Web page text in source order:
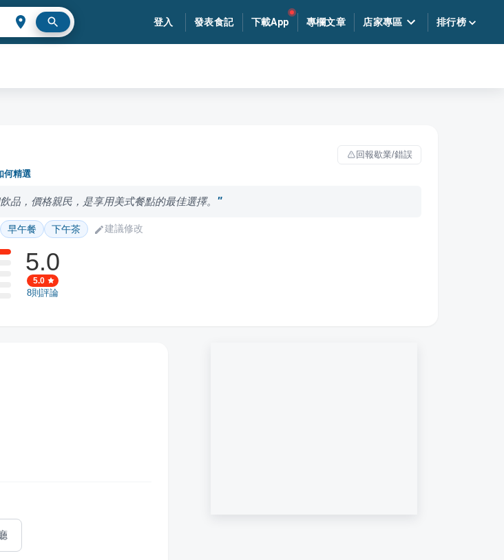
登入 發表食記 下載App 專欄文章 店家專區 排行榜
回報歇業/錯誤
何精選
品，價格親民，是享用美式餐點的最佳選擇。
早午餐 下午茶 建議修改
5.0
5.0
8則評論